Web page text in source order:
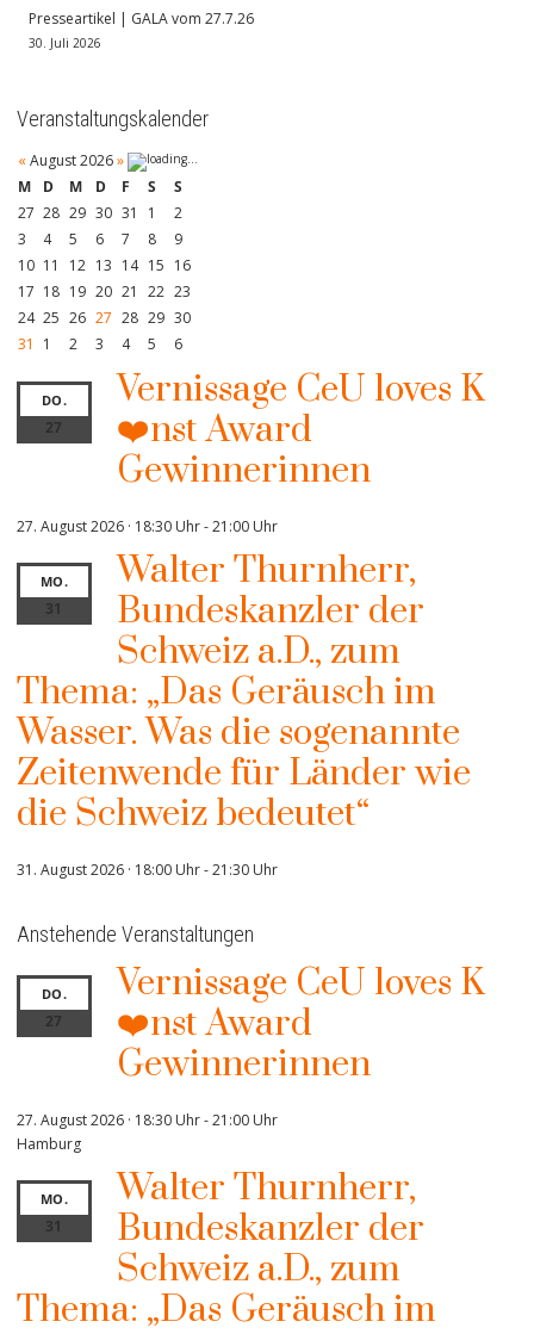
Presseartikel | GALA vom 27.7.26
30. Juli 2026
Veranstaltungskalender
« August 2026»
M
D M D F S
S
27 28 29 30 31 1
2
3
4 5 6 7 8
9
10 11 12 13 14 15 16
17 18 19 20 21 22 23
24 25 26 27 28 29 30
31
1 2 3 4 5 6
DO.
27
Vernissage CeU loves K
❤️nst Award
Gewinnerinnen
27. August 2026 · 18:30 Uhr-21:00 Uhr
MO.
31
Walter Thurnherr,
Bundeskanzler der
Schweiz a.D., zum
Thema: „Das Geräusch im
Wasser. Was die sogenannte
Zeitenwende für Länder wie
die Schweiz bedeutet“
31. August 2026 · 18:00 Uhr-21:30 Uhr
Anstehende Veranstaltungen
DO.
27
Vernissage CeU loves K
❤️nst Award
Gewinnerinnen
27. August 2026 · 18:30 Uhr-21:00 Uhr
Hamburg
MO.
31
Walter Thurnherr,
Bundeskanzler der
Schweiz a.D., zum
Thema: „Das Geräusch im